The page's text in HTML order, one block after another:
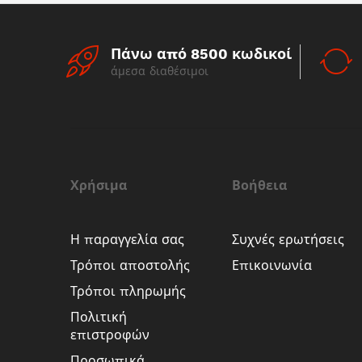
Πάνω από 8500 κωδικοί
άμεσα διαθέσιμοι
Χρήσιμα
Η παραγγελία σας
Τρόποι αποστολής
Τρόποι πληρωμής
Πολιτική
επιστροφών
Βοήθεια
Συχνές ερωτήσεις
Επικοινωνία